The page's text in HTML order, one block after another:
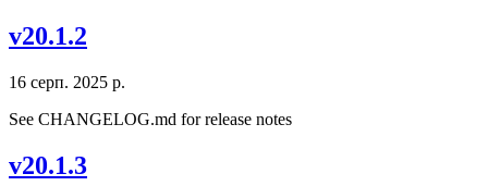
v20.1.2
16 серп. 2025 р.
See CHANGELOG.md for release notes
v20.1.3